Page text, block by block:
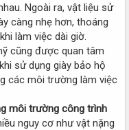
Ngoài ra, vật liệu sử
càng nhẹ hơn, thoáng
làm việc dài giờ.
cũng được quan tâm
sử dụng giày bảo hộ
các môi trường làm việc
môi trường công trình
nguy cơ như vật nặng